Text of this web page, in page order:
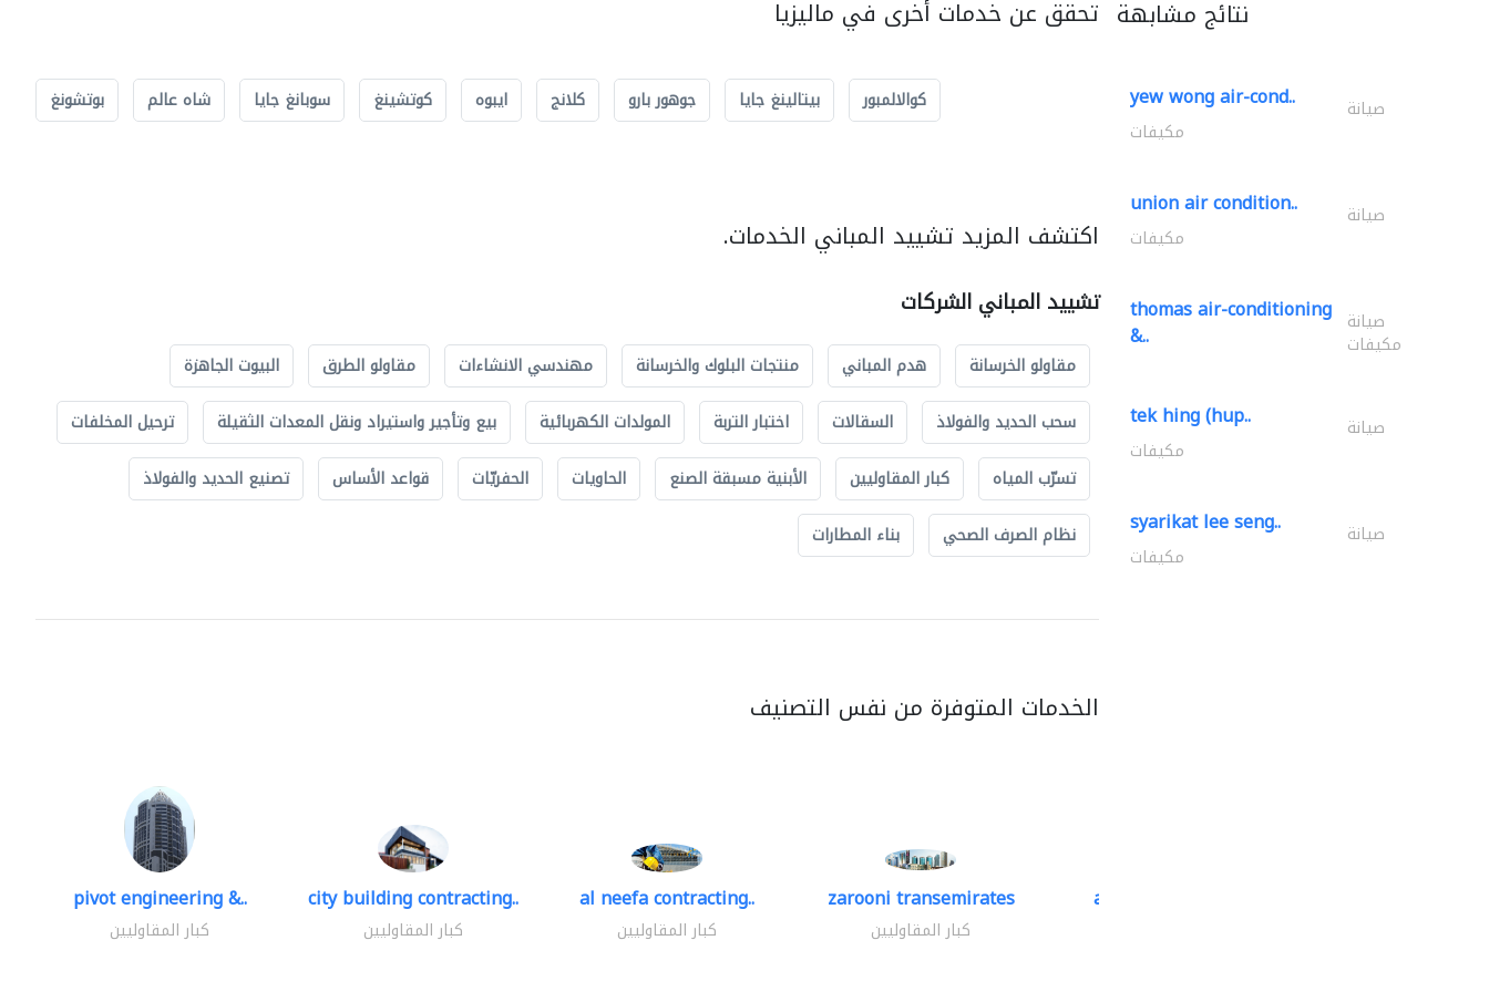
تحقق عن خدمات أخرى في ماليزيا
كوالالمبور بيتالينغ جايا جوهور بارو كلانج ايبوه كوتشينغ سوبانغ جايا شاه عالم بوتشونغ
اكتشف المزيد تشييد المباني الخدمات.
تشييد المباني الشركات
مقاولو الخرسانة هدم المباني منتجات البلوك والخرسانة مهندسي الانشاءات مقاولو الطرق
البيوت الجاهزة
سحب الحديد والفولاذ
السقالات اختبار التربة المولدات الكهربائية بيع وتأجير واستيراد ونقل المعدات الثقيلة
ترحيل المخلفات
تسرّب المياه
كبار المقاوليين الأبنية مسبقة الصنع الحاويات الحفريّات قواعد الأساس
تصنيع الحديد والفولاذ
نظام الصرف الصحي
بناء المطارات
الخدمات المتوفرة من نفس التصنيف
pivot engineering &..
كبار المقاوليين
city building contracting..
كبار المقاوليين
al neefa contracting..
كبار المقاوليين
zarooni transemirates
كبار المقاوليين
accurate bldh cont..
نتائج مشابهة
yew wong air-cond.. صيانة
مكيفات
union air condition.. صيانة
مكيفات
thomas air-conditioning
&.. صيانة
مكيفات
tek hing (hup.. صيانة
مكيفات
syarikat lee seng.. صيانة
مكيفات